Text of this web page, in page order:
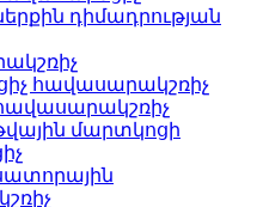
դիմադրության
հավասարակշռիչ
մարտկոցի